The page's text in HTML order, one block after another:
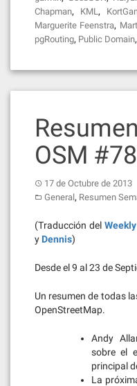
Chapman, KML,
Marguerite Feenstra,
pgRouting, Public Domain,
OSM #78
17 de Octubre de 2013
General, Resumen
(Traducción del
y Dennis)
Desde el 9 al 23 de
Un resumen de todas
OpenStreetMap.
Andy
sobre el
principal
La